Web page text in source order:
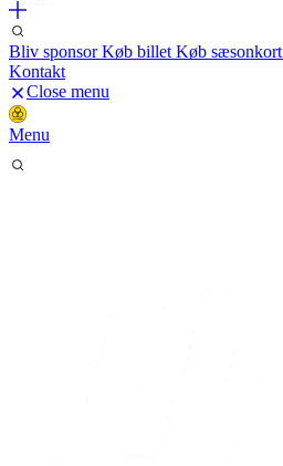
Bliv sponsorKøb billet Køb sæsonkort
Kontakt
Close menu
Menu